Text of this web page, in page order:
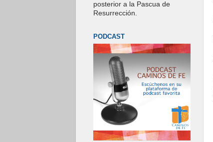
posterior a la Pascua de
Resurrección.
PODCAST